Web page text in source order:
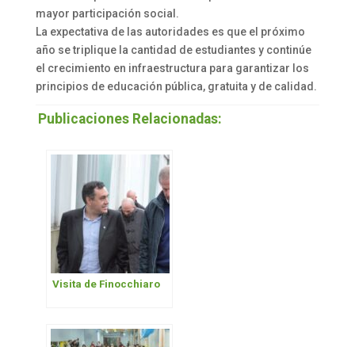
mayor participación social.
La expectativa de las autoridades es que el próximo
año se triplique la cantidad de estudiantes y continúe
el crecimiento en infraestructura para garantizar los
principios de educación pública, gratuita y de calidad.
Publicaciones Relacionadas:
Visita de Finocchiaro